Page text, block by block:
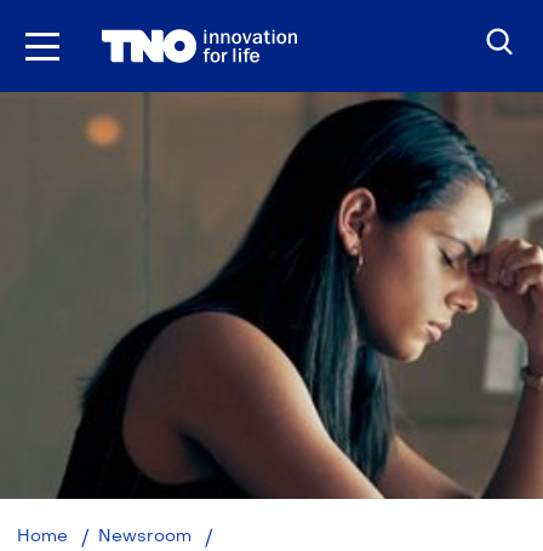
Ga
Home Newsroom